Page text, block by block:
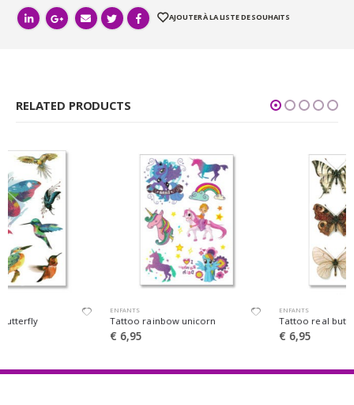
AJOUTER À LA LISTE DE SOUHAITS
RELATED PRODUCTS
Tattoo rainbow unicorn Tattoo real butterfly